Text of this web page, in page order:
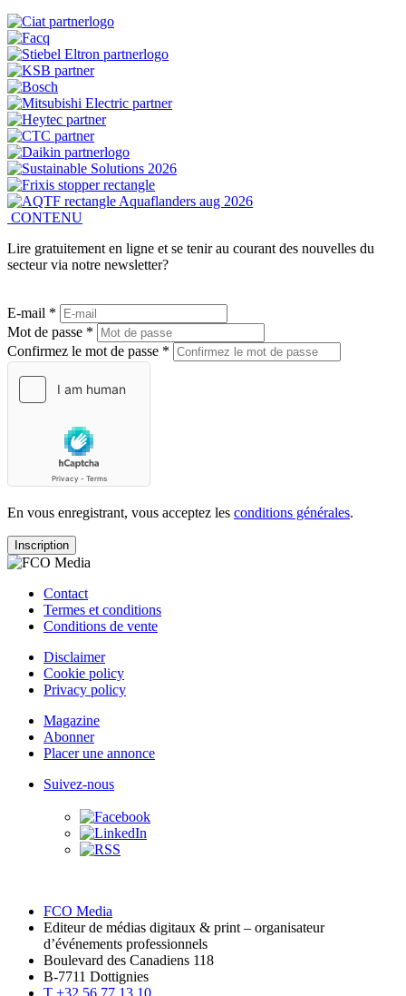
CONTENU
Lire gratuitement en ligne et se tenir au courant des nouvelles du
secteur via notre newsletter?
E-mail *
Mot de passe *
Confirmez le mot de passe *
En vous enregistrant, vous acceptez les conditions générales.
Inscription
Contact
Termes et conditions
Conditions de vente
Disclaimer
Cookie policy
Privacy policy
Magazine
Abonner
Placer une annonce
Suivez-nous
FCO Media
Editeur de médias digitaux & print – organisateur
d’événements professionnels
Boulevard des Canadiens 118
B-7711 Dottignies